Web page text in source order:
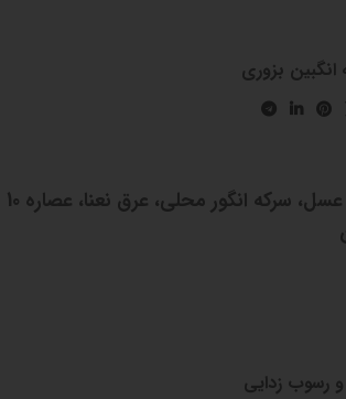
بزوری
عسل، سرکه انگور محلی، عرق نعنا، عصاره 10
رسوب زدایی